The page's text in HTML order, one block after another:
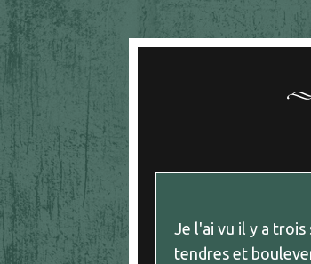
Je l'ai vu il y a trois
tendres et